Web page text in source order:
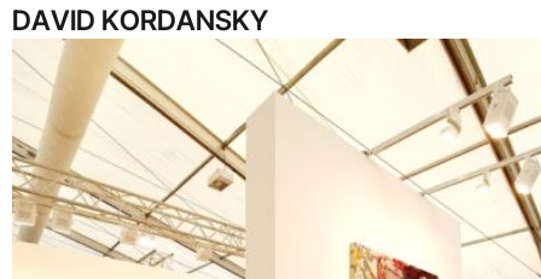
DAVID KORDANSKY